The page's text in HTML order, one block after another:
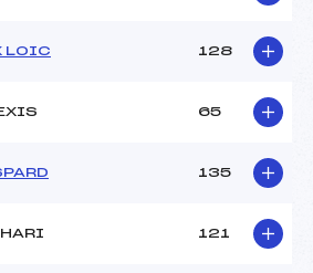
LOIC 128
65
135
121